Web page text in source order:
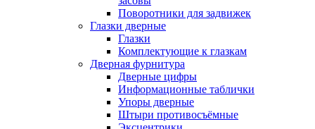
Поворотники для задвижек
Глазки дверные
Глазки
Комплектующие к глазкам
Дверная фурнитура
Дверные цифры
Информационные таблички
Упоры дверные
Штыри противосъёмные